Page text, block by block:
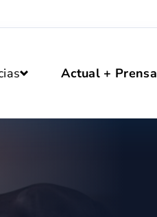
Actual + Prensa